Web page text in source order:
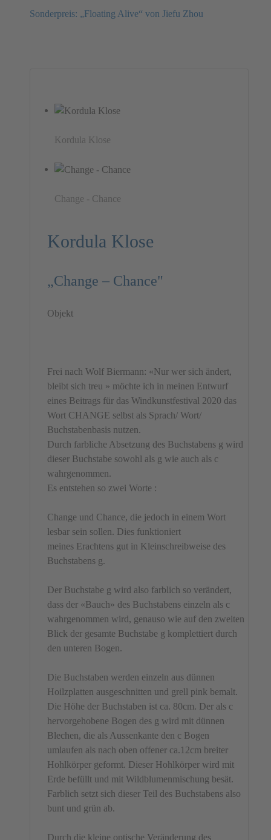
Sonderpreis: „Floating Alive“ von Jiefu Zhou
Kordula Klose
Change - Chance
Kordula Klose
„Change – Chance"
Objekt
Frei nach Wolf Biermann: «Nur wer sich ändert,
bleibt sich treu » möchte ich in meinen Entwurf
eines Beitrags für das Windkunstfestival 2020 das
Wort CHANGE selbst als Sprach/ Wort/
Buchstabenbasis nutzen.
Durch farbliche Absetzung des Buchstabens g wird
dieser Buchstabe sowohl als g wie auch als c
wahrgenommen.
Es entstehen so zwei Worte :
Change und Chance, die jedoch in einem Wort
lesbar sein sollen. Dies funktioniert
meines Erachtens gut in Kleinschreibweise des
Buchstabens g.
Der Buchstabe g wird also farblich so verändert,
dass der «Bauch» des Buchstabens einzeln als c
wahrgenommen wird, genauso wie auf den zweiten
Blick der gesamte Buchstabe g komplettiert durch
den unteren Bogen.
Die Buchstaben werden einzeln aus dünnen
Hoilzplatten ausgeschnitten und grell pink bemalt.
Die Höhe der Buchstaben ist ca. 80cm. Der als c
hervorgehobene Bogen des g wird mit dünnen
Blechen, die als Aussenkante den c Bogen
umlaufen als nach oben offener ca.12cm breiter
Hohlkörper geformt. Dieser Hohlkörper wird mit
Erde befüllt und mit Wildblumenmischung besät.
Farblich setzt sich dieser Teil des Buchstabens also
bunt und grün ab.
Durch die kleine optische Veränderung des